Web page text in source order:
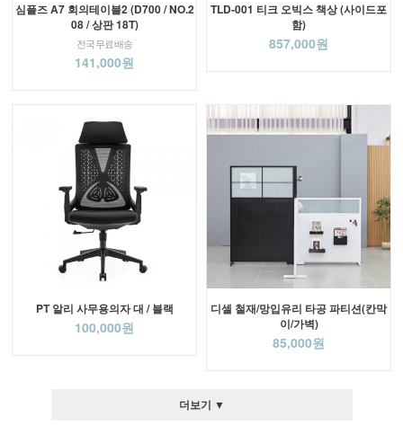
심플즈 A7 회의테이블2 (D700 / NO.2
08 / 상판 18T)
전국무료배송
141,000원
TLD-001 티크 오빅스 책상 (사이드포
함)
857,000원
PT 알리 사무용의자 대 / 블랙
100,000원
디셀 철재/망입유리 타공 파티션(칸막
이/가벽)
85,000원
더보기 ▼